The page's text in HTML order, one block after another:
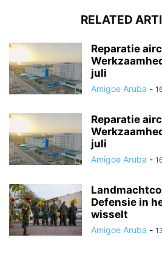
RELATED
Reparatie
juli
Amigoe Aruba -
Reparatie
juli
Amigoe Aruba -
Defensie in
wisselt
Amigoe Aruba -